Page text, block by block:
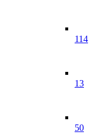
114
13
50